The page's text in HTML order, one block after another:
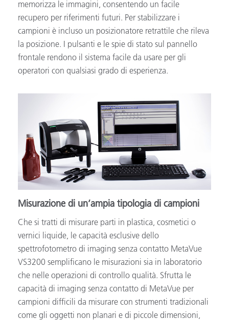
memorizza le immagini, consentendo un facile
recupero per riferimenti futuri. Per stabilizzare i
campioni è incluso un posizionatore retrattile che rileva
la posizione. I pulsanti e le spie di stato sul pannello
frontale rendono il sistema facile da usare per gli
operatori con qualsiasi grado di esperienza.
Misurazione di un’ampia tipologia di campioni
Che si tratti di misurare parti in plastica, cosmetici o
vernici liquide, le capacità esclusive dello
spettrofotometro di imaging senza contatto MetaVue
VS3200 semplificano le misurazioni sia in laboratorio
che nelle operazioni di controllo qualità. Sfrutta le
capacità di imaging senza contatto di MetaVue per
campioni difficili da misurare con strumenti tradizionali
come gli oggetti non planari e di piccole dimensioni,